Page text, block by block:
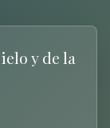
y de la